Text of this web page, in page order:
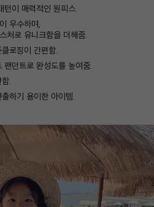
이 매력적인 원피스.
우수하며,
처로 유니크함을 더해줌.
로징이 간편함.
던트로 완성도를 높여줌.
.
하기 용이한 아이템.